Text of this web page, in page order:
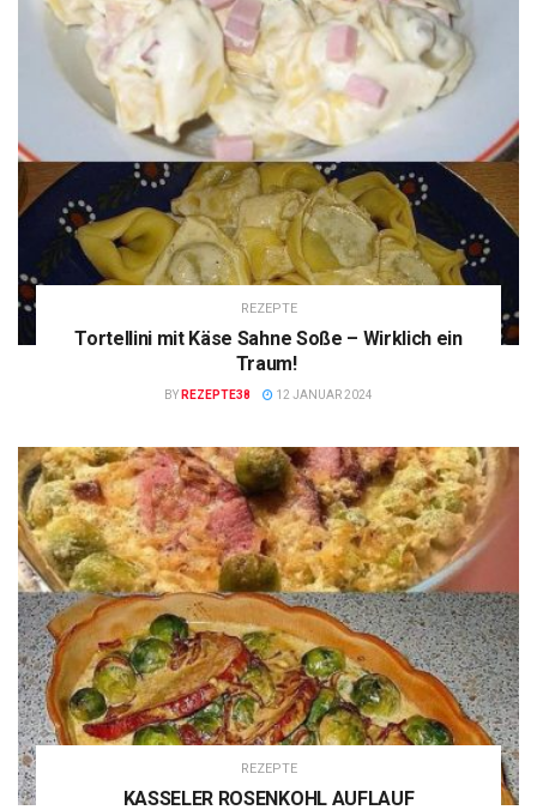
REZEPTE
Tortellini mit Käse Sahne Soße – Wirklich ein
Traum!
BY REZEPTE38 12 JANUAR 2024
REZEPTE
KASSELER ROSENKOHL AUFLAUF